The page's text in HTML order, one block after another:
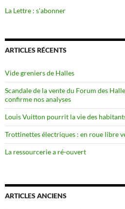
La Lettre : s'abonner
ARTICLES RÉCENTS
Vide greniers de Halles
Scandale de la vente du Forum des
confirme nos analyses
Louis Vuitton pourrit la vie des
Trottinettes électriques : en roue libre
La ressourcerie a ré-ouvert
ARTICLES ANCIENS